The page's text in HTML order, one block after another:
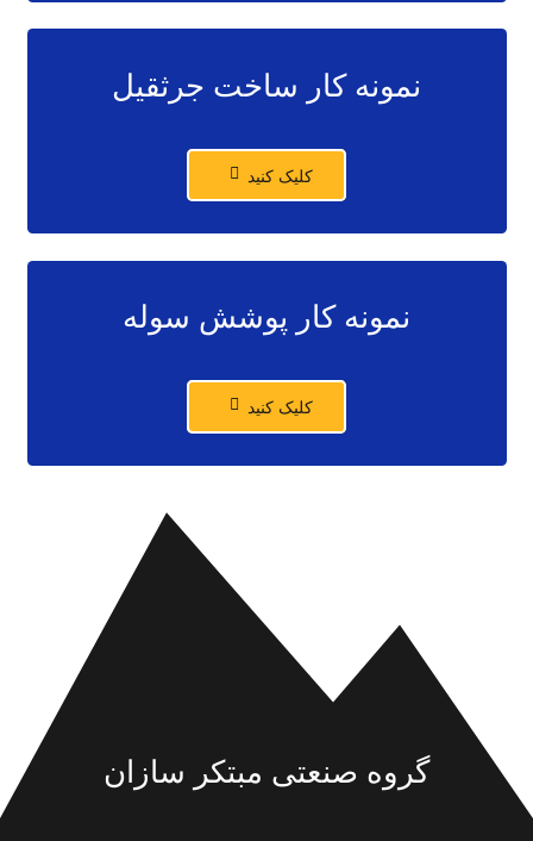
نمونه کار ساخت جرثقیل
کلیک کنید
نمونه کار پوشش سوله
کلیک کنید
گروه صنعتی مبتکر سازان